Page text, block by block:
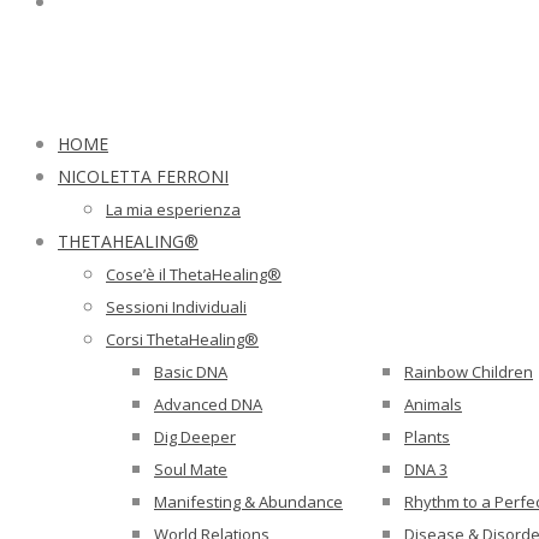
HOME
NICOLETTA FERRONI
La mia esperienza
THETAHEALING®
Cose’è il ThetaHealing®
Sessioni Individuali
Corsi ThetaHealing®
Basic DNA
Advanced DNA
Dig Deeper
Soul Mate
Manifesting & Abundance
World Relations
Rainbow Children
Animals
Plants
DNA 3
Rhythm to a
Disease &